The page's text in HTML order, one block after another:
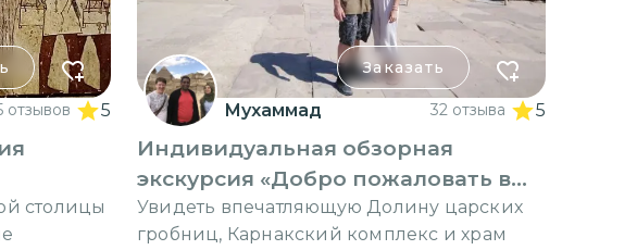
отзывов 5
столицы
Заказать
Мухаммад 32 отзыва 5
Индивидуальная обзорная
экскурсия «Добро пожаловать в
Луксор»
Увидеть впечатляющую Долину царских
гробниц, Карнакский комплекс и храм